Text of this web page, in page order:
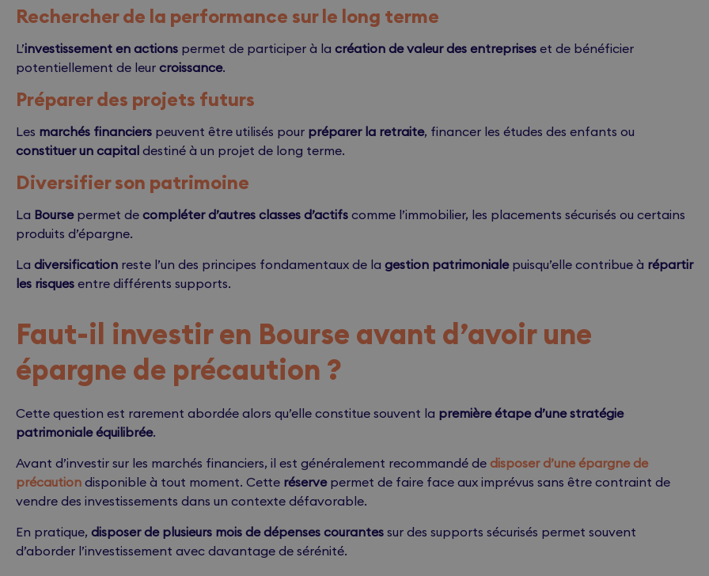
Rechercher de la performance sur le long terme
L’investissement en actions permet de participer à la création de valeur des entreprises et de bénéficier
potentiellement de leur croissance.
Préparer des projets futurs
Les marchés financiers peuvent être utilisés pour préparer la retraite, financer les études des enfants ou
constituer un capital destiné à un projet de long terme.
Diversifier son patrimoine
La Boursepermet de compléter d’autres classes d’actifs comme l’immobilier, les placements sécurisés ou certains
produits d’épargne.
La diversification reste l’un des principes fondamentaux de la gestion patrimonialepuisqu’elle contribue à répartir
les risques entre différents supports.
Faut-il investir en Bourse avant d’avoir une
épargne de précaution ?
Cette question est rarement abordée alors qu’elle constitue souvent la première étape d’une stratégie
patrimoniale équilibrée.
Avant d’investir sur les marchés financiers, il est généralement recommandé de disposer d’une épargne de
précaution disponible à tout moment. Cette réservepermet de faire face aux imprévus sans être contraint de
vendre des investissements dans un contexte défavorable.
En pratique, disposer de plusieurs mois de dépenses courantes sur des supports sécurisés permet souvent
d’aborder l’investissement avec davantage de sérénité.